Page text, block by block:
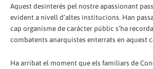
Aquest desinterès pel nostre apassionant
evident a nivell d’altes institucions. Han
cap organisme de caràcter públic s’ha
combatents anarquistes enterrats en aquest
Ha arribat el moment que els familiars de